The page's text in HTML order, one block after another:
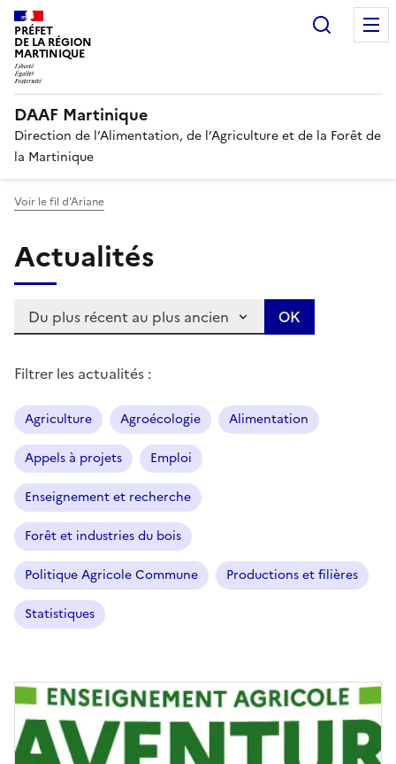
PRÉFET
DE LA RÉGION
MARTINIQUE
DAAF Martinique
Direction de l’Alimentation, de l’Agriculture et de la Forêt de
la Martinique
Voir le fil d'Ariane
Actualités
Trier les articles :
Filtrer les actualités :
Agriculture Agroécologie Alimentation
Appels à projets Emploi
Enseignement et recherche
Forêt et industries du bois
Politique Agricole Commune Productions et filières
Statistiques